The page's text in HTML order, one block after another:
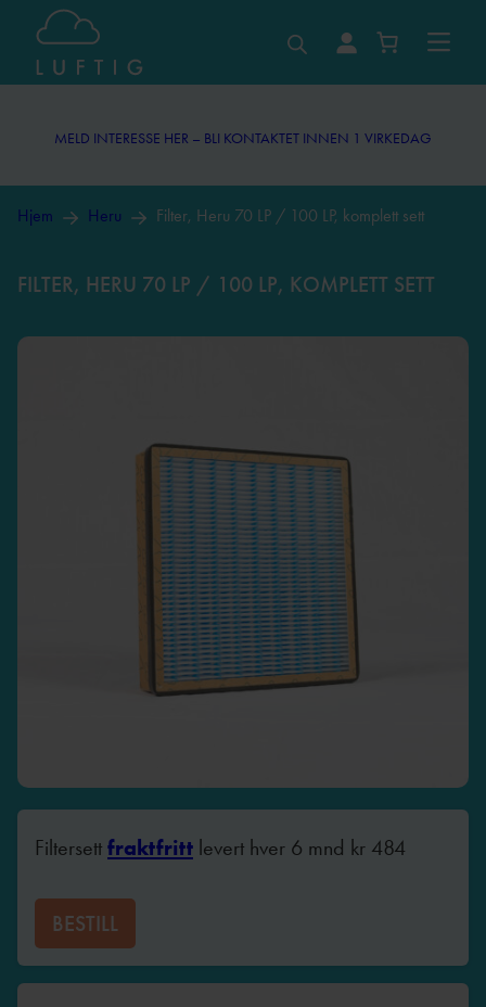
MELD INTERESSE HER – BLI KONTAKTET INNEN 1 VIRKEDAG
Hjem Heru Filter, Heru 70 LP / 100 LP, komplett sett
FILTER, HERU 70 LP / 100 LP, KOMPLETT SETT
Filtersett fraktfritt levert hver 6 mnd kr 484
BESTILL
MELD INTERESSE HER – BLI KONTAKTET INNEN 1 VIRKEDAG